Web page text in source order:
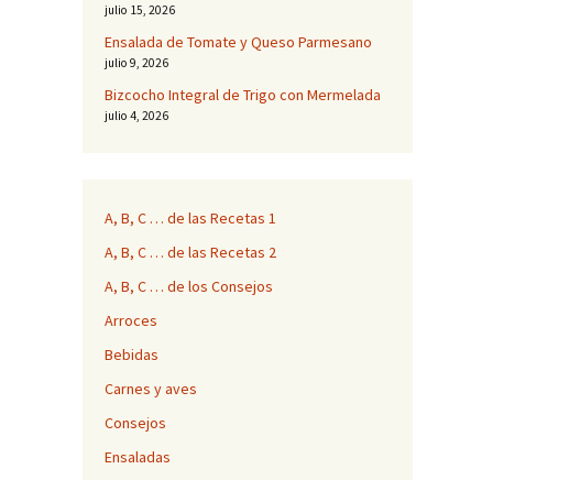
julio 15, 2026
Ensalada de Tomate y Queso Parmesano
julio 9, 2026
Bizcocho Integral de Trigo con Mermelada
julio 4, 2026
A, B, C … de las Recetas 1
A, B, C … de las Recetas 2
A, B, C … de los Consejos
Arroces
Bebidas
Carnes y aves
Consejos
Ensaladas